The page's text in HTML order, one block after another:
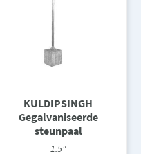
KULDIPSINGH
Gegalvaniseerde
steunpaal
1.5"